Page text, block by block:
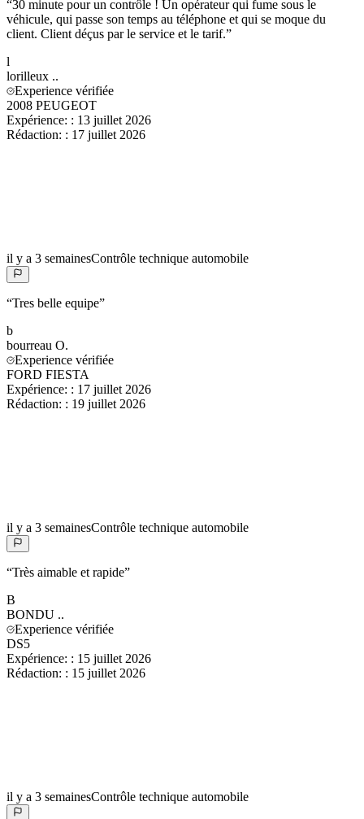
“30 minute pour un contrôle ! Un opérateur qui fume sous le
véhicule, qui passe son temps au téléphone et qui se moque du
client. Client déçus par le service et le tarif.”
l
lorilleux ..
Experience vérifiée
2008 PEUGEOT
Expérience: : 13 juillet 2026
Rédaction: : 17 juillet 2026
il y a 3 semainesContrôle technique automobile
“Tres belle equipe”
b
bourreau O.
Experience vérifiée
FORD FIESTA
Expérience: : 17 juillet 2026
Rédaction: : 19 juillet 2026
il y a 3 semainesContrôle technique automobile
“Très aimable et rapide”
B
BONDU ..
Experience vérifiée
DS5
Expérience: : 15 juillet 2026
Rédaction: : 15 juillet 2026
il y a 3 semainesContrôle technique automobile